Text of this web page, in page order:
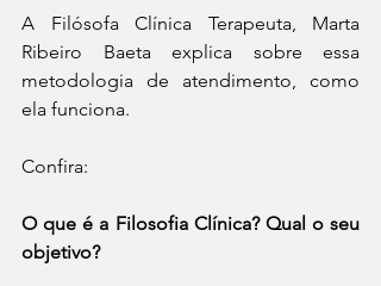
A Filósofa Clínica Terapeuta, Marta
Ribeiro Baeta explica sobre essa
metodologia de atendimento, como
ela funciona.
Confira:
O que é a Filosofia Clínica? Qual o seu
objetivo?